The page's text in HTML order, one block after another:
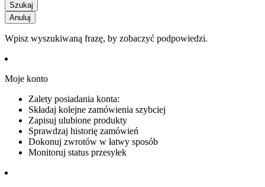
Szukaj
Anuluj
Wpisz wyszukiwaną frazę, by zobaczyć podpowiedzi.
Moje konto
Zalety posiadania konta:
Składaj kolejne zamówienia szybciej
Zapisuj ulubione produkty
Sprawdzaj historię zamówień
Dokonuj zwrotów w łatwy sposób
Monitoruj status przesyłek